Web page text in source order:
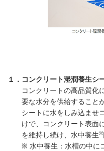
１．コンクリート湿潤養生シ
コンクリートの高品質化
要な水分を供給すること
シートに水をしみ込ませ
けで、コンクリート表面
を維持し続け、水中養生※
※ 水中養生：水槽の中に